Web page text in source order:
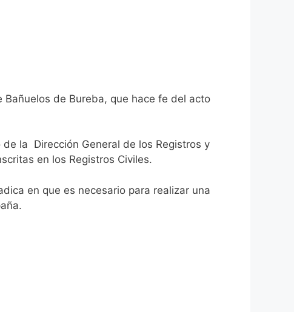
de Bureba, que hace fe del acto
la Dirección General de los Registros y
en los Registros Civiles.
en que es necesario para realizar una